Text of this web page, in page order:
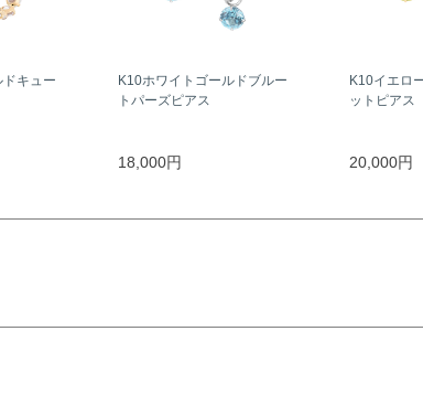
キュー
K10ホワイトゴールドブルー
トパーズピアス
18,000円
K10イエロ
ットピアス
20,000円